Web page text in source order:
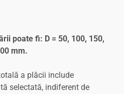
poate fi: D = 50, 100, 150,
mm.
a plăcii include
selectată, indiferent de